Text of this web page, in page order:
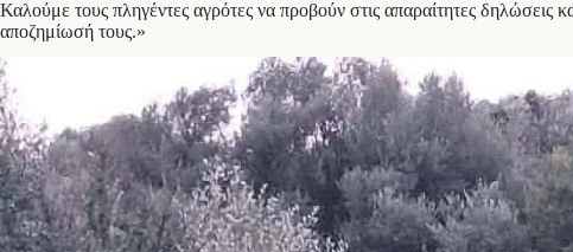
Καλούμε τους πληγέντες αγρότες να προβούν στις απαραίτητες δηλώσεις
αποζημίωσή τους.»